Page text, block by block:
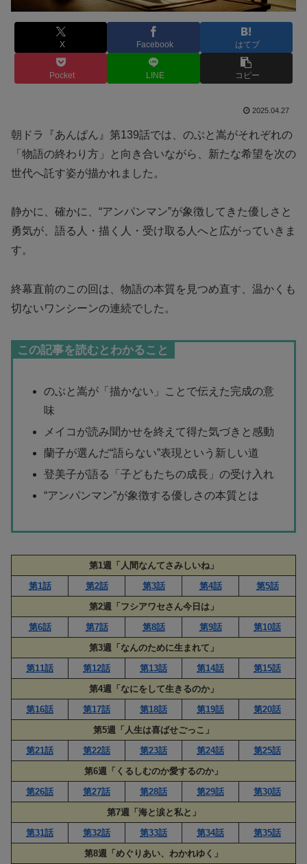
X Facebook はてブ
Pocket LINE コピー
2025.04.27
朝ドラ『あんぱん』第139話では、のぶと嵩がそれぞれの
「物語の終わり方」と向き合いながら、新たな希望を次の
世代へ託す姿が描かれました。
静かに、確かに、“アンパンマン”が象徴してきた優しさと
勇気が、語る人・描く人・受け取る人へと広がっていきま
す。
終幕直前のこの回は、物語の本質を見つめ直す、温かくも
切ないワンシーンの連続でした。
この記事を読むとわかること
のぶと嵩が「描かない」ことで伝えた完成の意
味
メイコが読み聞かせを終えて得た気づきと感動
蘭子が選んだ“語らない”表現という新しい道
登美子が語る「子どもたちの成長」の受け入れ
“アンパンマン”が象徴する優しさの本質とは
第1週「人間なんてさみしいね」
第1話
第2話 第3話 第4話
第5話
第2週「フシアワセさん今日は」
第6話
第7話 第8話 第9話
第10話
第3週「なんのために生まれて」
第11話
第12話 第13話 第14話
第15話
第4週「なにをして生きるのか」
第16話
第17話 第18話 第19話
第20話
第5週「人生は喜ばせごっこ」
第21話
第22話 第23話 第24話
第25話
第6週「くるしむのか愛するのか」
第26話
第27話 第28話 第29話
第30話
第7週「海と涙と私と」
第31話
第32話 第33話 第34話
第35話
第8週「めぐりあい、わかれゆく」